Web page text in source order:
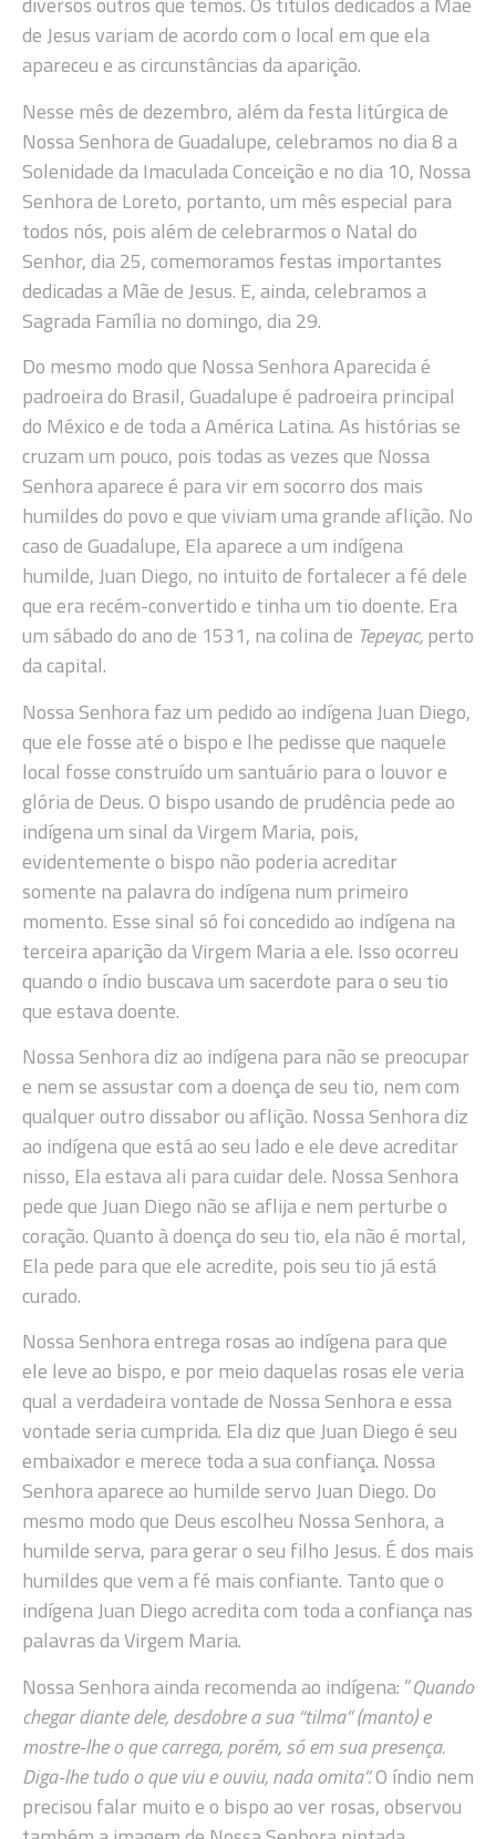
de Jesus variam de acordo com o local em que ela
apareceu e as circunstâncias da aparição.
Nesse mês de dezembro, além da festa litúrgica de
Nossa Senhora de Guadalupe, celebramos no dia 8 a
Solenidade da Imaculada Conceição e no dia 10, Nossa
Senhora de Loreto, portanto, um mês especial para
todos nós, pois além de celebrarmos o Natal do
Senhor, dia 25, comemoramos festas importantes
dedicadas a Mãe de Jesus. E, ainda, celebramos a
Sagrada Família no domingo, dia 29.
Do mesmo modo que Nossa Senhora Aparecida é
padroeira do Brasil, Guadalupe é padroeira principal
do México e de toda a América Latina. As histórias se
cruzam um pouco, pois todas as vezes que Nossa
Senhora aparece é para vir em socorro dos mais
humildes do povo e que viviam uma grande aflição. No
caso de Guadalupe, Ela aparece a um indígena
humilde, Juan Diego, no intuito de fortalecer a fé dele
que era recém-convertido e tinha um tio doente. Era
um sábado do ano de 1531, na colina de Tepeyac,perto
da capital.
Nossa Senhora faz um pedido ao indígena Juan Diego,
que ele fosse até o bispo e lhe pedisse que naquele
local fosse construído um santuário para o louvor e
glória de Deus. O bispo usando de prudência pede ao
indígena um sinal da Virgem Maria, pois,
evidentemente o bispo não poderia acreditar
somente na palavra do indígena num primeiro
momento. Esse sinal só foi concedido ao indígena na
terceira aparição da Virgem Maria a ele. Isso ocorreu
quando o índio buscava um sacerdote para o seu tio
que estava doente.
Nossa Senhora diz ao indígena para não se preocupar
e nem se assustar com a doença de seu tio, nem com
qualquer outro dissabor ou aflição. Nossa Senhora diz
ao indígena que está ao seu lado e ele deve acreditar
nisso, Ela estava ali para cuidar dele. Nossa Senhora
pede que Juan Diego não se aflija e nem perturbe o
coração. Quanto à doença do seu tio, ela não é mortal,
Ela pede para que ele acredite, pois seu tio já está
curado.
Nossa Senhora entrega rosas ao indígena para que
ele leve ao bispo, e por meio daquelas rosas ele veria
qual a verdadeira vontade de Nossa Senhora e essa
vontade seria cumprida. Ela diz que Juan Diego é seu
embaixador e merece toda a sua confiança. Nossa
Senhora aparece ao humilde servo Juan Diego. Do
mesmo modo que Deus escolheu Nossa Senhora, a
humilde serva, para gerar o seu filho Jesus. É dos mais
humildes que vem a fé mais confiante. Tanto que o
indígena Juan Diego acredita com toda a confiança nas
palavras da Virgem Maria.
Nossa Senhora ainda recomenda ao indígena: “Quando
chegar diante dele, desdobre a sua “tilma” (manto) e
mostre-lhe o que carrega, porém, só em sua presença.
Diga-lhe tudo o que viu e ouviu, nada omita”.O índio nem
precisou falar muito e o bispo ao ver rosas, observou